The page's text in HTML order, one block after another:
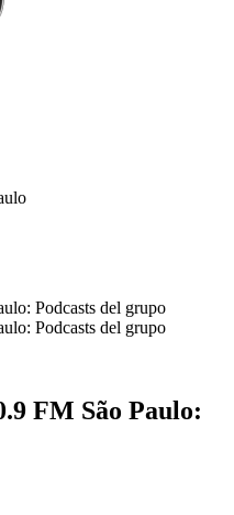
Podcasts del grupo
Podcasts del grupo
FM São Paulo: